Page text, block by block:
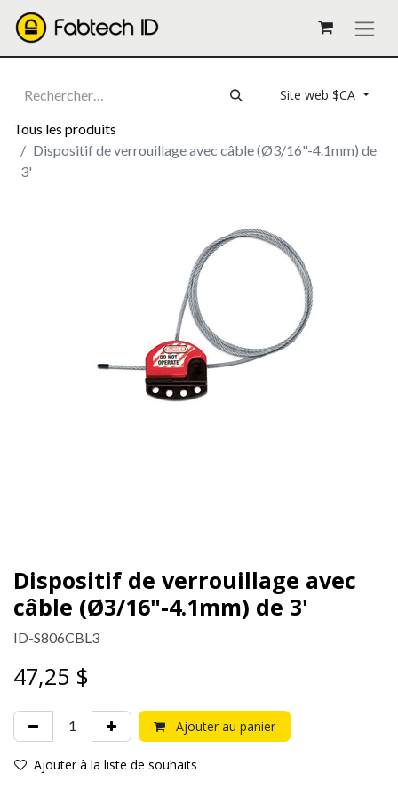
Site web $CA
Tous les produits
Dispositif de verrouillage avec câble (Ø3/16"-4.1mm) de
3'
Dispositif de verrouillage avec
câble (Ø3/16"-4.1mm) de 3'
ID-S806CBL3
47,25 $
Ajouter au panier
Ajouter à la liste de souhaits